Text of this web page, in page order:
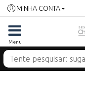
MINHA CONTA